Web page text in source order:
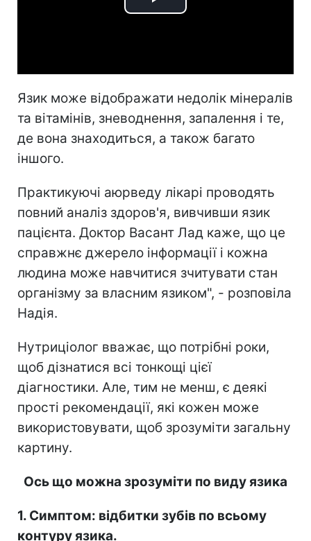
Play
Язик може відображати недолік мінералів
та вітамінів, зневоднення, запалення і те,
де вона знаходиться, а також багато
іншого.
Практикуючі аюрведу лікарі проводять
повний аналіз здоров'я, вивчивши язик
пацієнта. Доктор Васант Лад каже, що це
справжнє джерело інформації і кожна
людина може навчитися зчитувати стан
організму за власним язиком", - розповіла
Надія.
Нутриціолог вважає, що потрібні роки,
щоб дізнатися всі тонкощі цієї
діагностики. Але, тим не менш, є деякі
прості рекомендації, які кожен може
використовувати, щоб зрозуміти загальну
картину.
Ось що можна зрозуміти по виду язика
1. Симптом: відбитки зубів по всьому
контуру язика.